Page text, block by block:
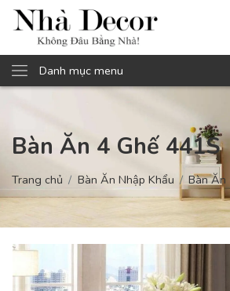
Danh mục menu
Bàn Ăn 4 Ghế 441S
Trang chủ Bàn Ăn Nhập Khẩu Bàn Ăn